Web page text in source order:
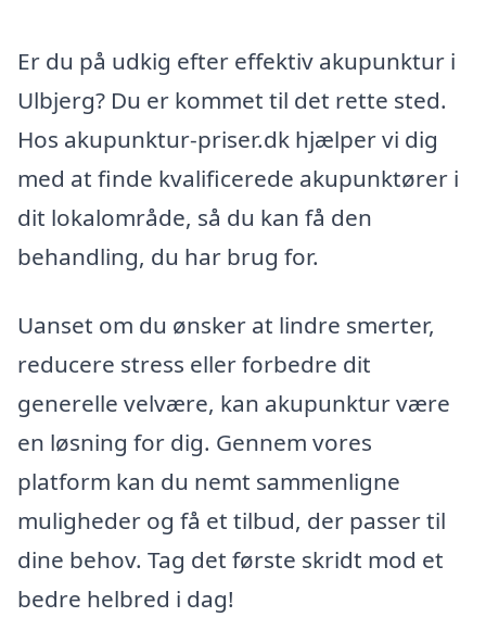
Er du på udkig efter effektiv akupunktur i
Ulbjerg? Du er kommet til det rette sted.
Hos akupunktur-priser.dk hjælper vi dig
med at finde kvalificerede akupunktører i
dit lokalområde, så du kan få den
behandling, du har brug for.
Uanset om du ønsker at lindre smerter,
reducere stress eller forbedre dit
generelle velvære, kan akupunktur være
en løsning for dig. Gennem vores
platform kan du nemt sammenligne
muligheder og få et tilbud, der passer til
dine behov. Tag det første skridt mod et
bedre helbred i dag!